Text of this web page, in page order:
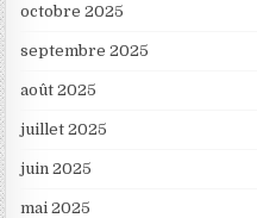
octobre 2025
septembre 2025
août 2025
juillet 2025
juin 2025
mai 2025